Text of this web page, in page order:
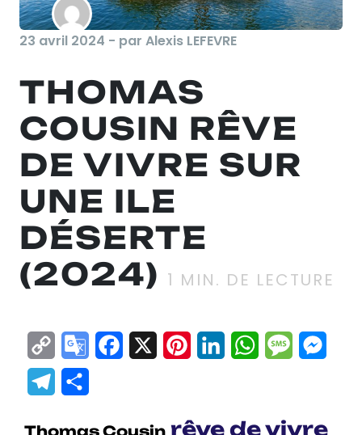
23 avril 2024 - par Alexis LEFEVRE
THOMAS
COUSIN RÊVE
DE VIVRE SUR
UNE ILE
DÉSERTE
(2024) 1 MIN. DE LECTURE
Copy
Link
GoogleFacebook
X Pinterest
LinkedInWhatsApp
Telegram
Thomas Cousin rêve de vivre